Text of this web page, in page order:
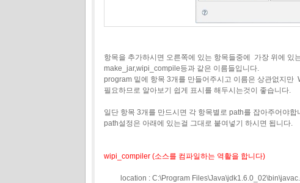
항목을 추가하시면 오른쪽에 있는 항목들중에 가장 위에 있
make_jar,wipi_compile등과 같은 이름들입니다.
program 밑에 항목 3개를 만들어주시고 이름은 상관없지만
필요하므로 알아보기 쉽게 표시를 해두시는것이 좋습니다.
일단 항목 3개를 만드시면 각 항목별로 path를 잡아주어야합
path설정은 아래에 있는걸 그대로 붙여넣기 하시면 됩니다.
wipi_compiler (소스를 컴파일하는 역활을 합니다)
location : C:\Program